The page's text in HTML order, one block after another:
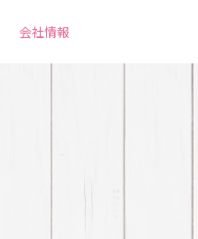
会社情報